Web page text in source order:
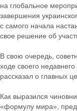
на глобальное
завершения
с самого начала
свое решение об
В свою очередь,
ходе своего
рассказал о главных
Как выразился
«формулу мира»,